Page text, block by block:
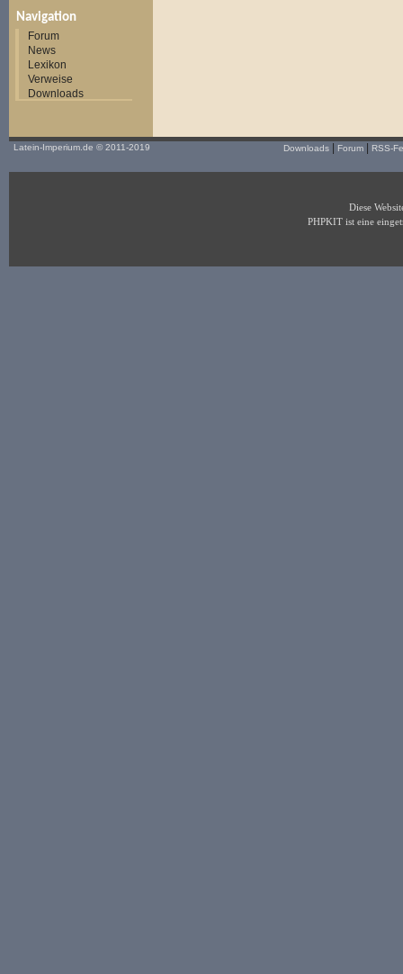
Navigation
Forum
News
Lexikon
Verweise
Downloads
Latein-Imperium.de © 2011-2019 Downloads Forum RSS-
Diese
PHPKIT ist eine